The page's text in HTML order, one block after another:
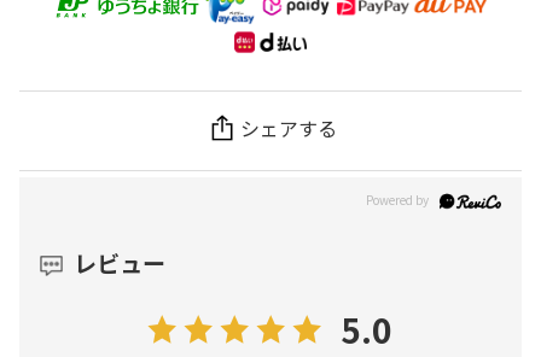
シェアする
レビュー
5.0